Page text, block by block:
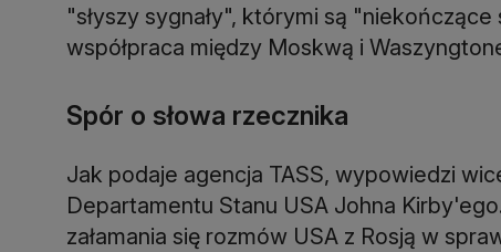
"słyszy sygnały", którymi są
współpraca między Moskwą i
Spór o słowa rzecznika
Jak podaje agencja TASS, wypowiedzi
Departamentu Stanu USA Johna
załamania się rozmów USA z Rosją w